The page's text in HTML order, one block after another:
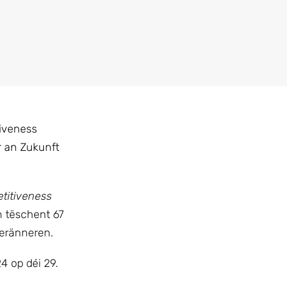
an Zukunft
tëschent 67
op déi 29.